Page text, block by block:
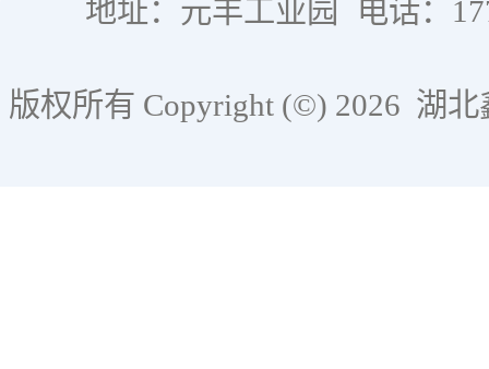
地址：元丰工业园 电话：
版权所有 Copyright (©) 2026 湖北